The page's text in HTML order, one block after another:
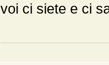
voi ci siete e ci